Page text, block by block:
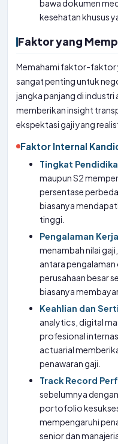
bawa dokumen
kesehatan khusus
Faktor yang
Memahami faktor-faktor
sangat penting untuk
jangka panjang di
memberikan insight
ekspektasi gaji yang
Faktor Internal
Tingkat
maupun S2
persentase
biasanya
tinggi.
Pengalaman
menambah nilai
antara
perusahaan besar
biasanya
Keahlian dan
analytics, digital
profesional
actuarial
penawaran gaji.
Track Record
sebelumnya
portofolio
mempengaruhi
senior dan